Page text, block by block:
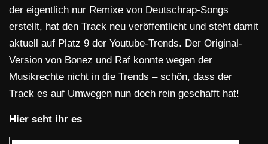
der eigentlich nur Remixe von Deutschrap-Songs
erstellt, hat den Track neu veröffentlicht und steht damit
aktuell auf Platz 9 der Youtube-Trends. Der Original-
Version von Bonez und Raf konnte wegen der
Musikrechte nicht in die Trends – schön, dass der
Track es auf Umwegen nun doch rein geschafft hat!
Hier seht ihr es